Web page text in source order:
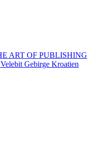
ART OF PUBLISHING
Gebirge Kroatien